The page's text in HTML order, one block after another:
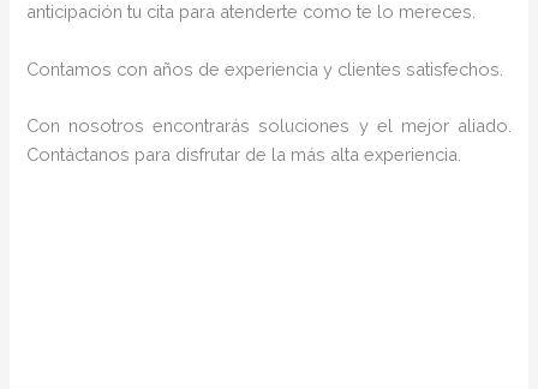
anticipación tu cita para atenderte como te lo mereces.
Contamos con años de experiencia y clientes satisfechos.
Con nosotros encontrarás soluciones y el mejor aliado.
Contáctanos para disfrutar de la más alta experiencia.